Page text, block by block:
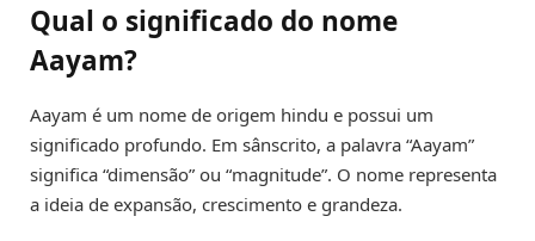
Qual o significado do nome
Aayam?
Aayam é um nome de origem hindu e possui um
significado profundo. Em sânscrito, a palavra “Aayam”
significa “dimensão” ou “magnitude”. O nome representa
a ideia de expansão, crescimento e grandeza.